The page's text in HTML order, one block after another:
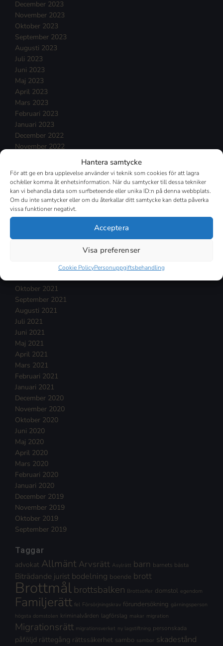
Hantera samtycke
För att ge en bra upplevelse använder vi teknik som cookies för att lagra
och/eller komma åt enhetsinformation. När du samtycker till dessa tekniker
kan vi behandla data som surfbeteende eller unika ID:n på denna webbplats.
Om du inte samtycker eller om du återkallar ditt samtycke kan detta påverka
vissa funktioner negativt.
Acceptera
Visa preferenser
Cookie PolicyPersonuppgiftsbehandling
December 2023
November 2023
Oktober 2023
September 2023
Augusti 2023
Juli 2023
Juni 2023
Maj 2023
April 2023
Mars 2023
Februari 2023
Januari 2023
December 2022
November 2022
September 2022
Augusti 2022
Juli 2022
Juni 2022
Maj 2022
December 2021
Oktober 2021
September 2021
Augusti 2021
Juli 2021
Juni 2021
Maj 2021
April 2021
Mars 2021
Februari 2021
Januari 2021
December 2020
November 2020
Oktober 2020
Juni 2020
Maj 2020
April 2020
Mars 2020
Februari 2020
Januari 2020
December 2019
November 2019
Oktober 2019
September 2019
Taggar
advokat Allmänt Arvsrätt Asylrätt barn barnets bästa
Biträdande jurist bodelning boende brott
Brottmålbrottsbalken Brottsoffer domstol egendom
Familjerätt fel Försörjningskrav förundersökning gärningsperson
högsta domstolen kriminalvården lagförslag makar migration
Migrationsrätt migrationsverket ny lagstiftning personskada
påföljd rättegång rättssäkerhet sambo sambor skadestånd